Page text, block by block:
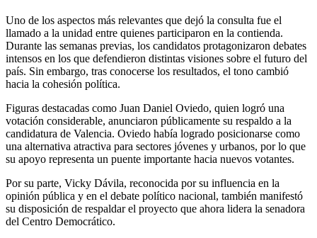
Uno de los aspectos más relevantes que dejó la consulta fue el
llamado a la unidad entre quienes participaron en la contienda.
Durante las semanas previas, los candidatos protagonizaron debates
intensos en los que defendieron distintas visiones sobre el futuro del
país. Sin embargo, tras conocerse los resultados, el tono cambió
hacia la cohesión política.
Figuras destacadas como Juan Daniel Oviedo, quien logró una
votación considerable, anunciaron públicamente su respaldo a la
candidatura de Valencia. Oviedo había logrado posicionarse como
una alternativa atractiva para sectores jóvenes y urbanos, por lo que
su apoyo representa un puente importante hacia nuevos votantes.
Por su parte, Vicky Dávila, reconocida por su influencia en la
opinión pública y en el debate político nacional, también manifestó
su disposición de respaldar el proyecto que ahora lidera la senadora
del Centro Democrático.